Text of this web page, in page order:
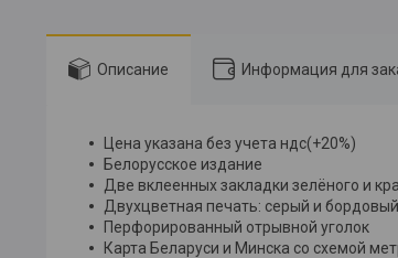
Описание Информация для
Цена указана без учета ндс(+20%)
Белорусское издание
Две вклеенных закладки зелёного и
Двухцветная печать: серый и бордовый
Перфорированный отрывной уголок
Карта Беларуси и Минска со схемой